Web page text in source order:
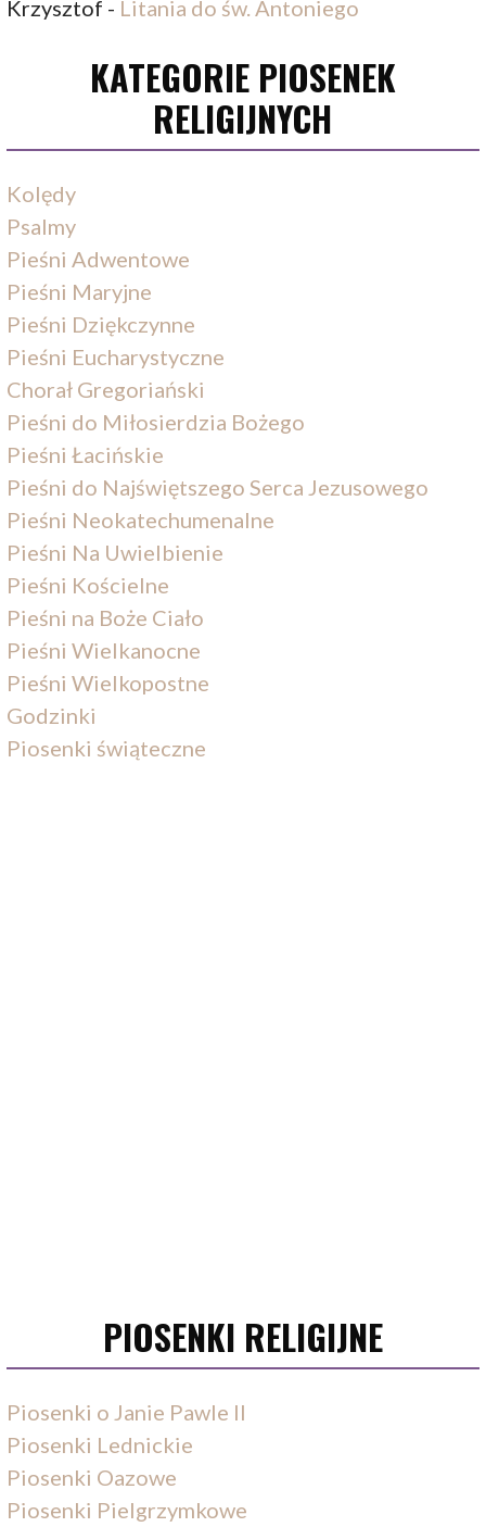
Krzysztof - Litania do św. Antoniego
KATEGORIE PIOSENEK
RELIGIJNYCH
Kolędy
Psalmy
Pieśni Adwentowe
Pieśni Maryjne
Pieśni Dziękczynne
Pieśni Eucharystyczne
Chorał Gregoriański
Pieśni do Miłosierdzia Bożego
Pieśni Łacińskie
Pieśni do Najświętszego Serca Jezusowego
Pieśni Neokatechumenalne
Pieśni Na Uwielbienie
Pieśni Kościelne
Pieśni na Boże Ciało
Pieśni Wielkanocne
Pieśni Wielkopostne
Godzinki
Piosenki świąteczne
PIOSENKI RELIGIJNE
Piosenki o Janie Pawle II
Piosenki Lednickie
Piosenki Oazowe
Piosenki Pielgrzymkowe